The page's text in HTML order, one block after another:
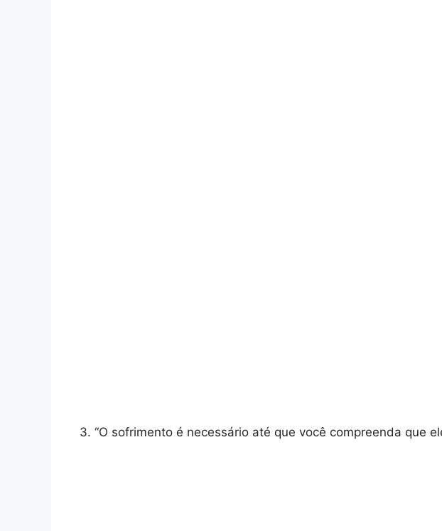
3. “O sofrimento é necessário até que você compreenda que